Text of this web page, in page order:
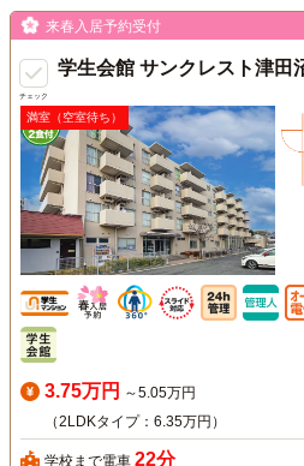
チェック
来春入居予約受付
学生会館 サンクレスト津田
満室（空室待ち）
3.75万円 ～5.05万円
（2LDKタイプ：6.35万円）
学校まで電車 22分